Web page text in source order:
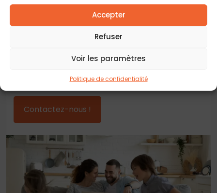
Accepter
Refuser
Voir les paramètres
Politique de confidentialité
construire votre maison ?
Rencontrons-nous autour d’un café et discutons
sur votre projet de construction !
Contactez-nous !